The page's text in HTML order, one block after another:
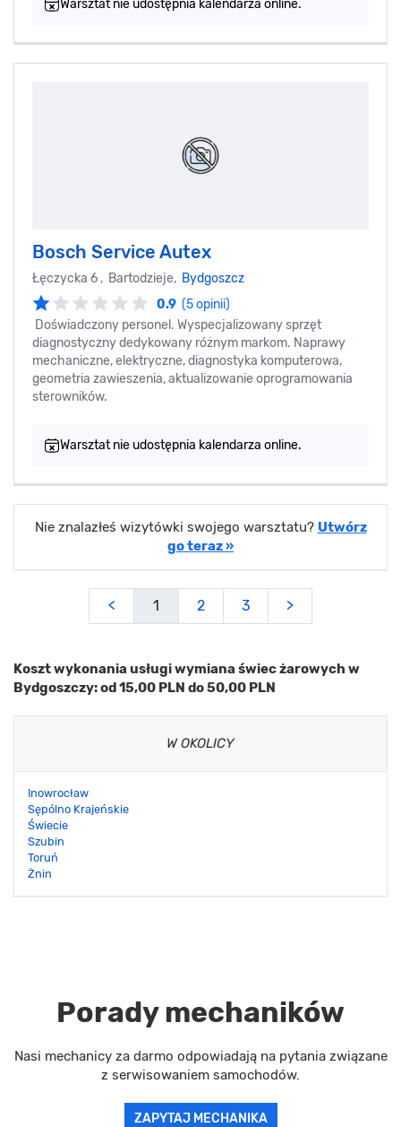
Warsztat nie udostępnia kalendarza online.
Bosch Service Autex
Łęczycka 6 , Bartodzieje, Bydgoszcz
0.9 (5 opinii)
Doświadczony personel. Wyspecjalizowany sprzęt
diagnostyczny dedykowany różnym markom. Naprawy
mechaniczne, elektryczne, diagnostyka komputerowa,
geometria zawieszenia, aktualizowanie oprogramowania
sterowników.
Warsztat nie udostępnia kalendarza online.
Nie znalazłeś wizytówki swojego warsztatu? Utwórz
go teraz »
< 1 2 3 >
Koszt wykonania usługi wymiana świec żarowych w
Bydgoszczy: od 15,00 PLN do 50,00 PLN
W OKOLICY
Inowrocław
Sępólno Krajeńskie
Świecie
Szubin
Toruń
Żnin
Porady mechaników
Nasi mechanicy za darmo odpowiadają na pytania związane
z serwisowaniem samochodów.
ZAPYTAJ MECHANIKA